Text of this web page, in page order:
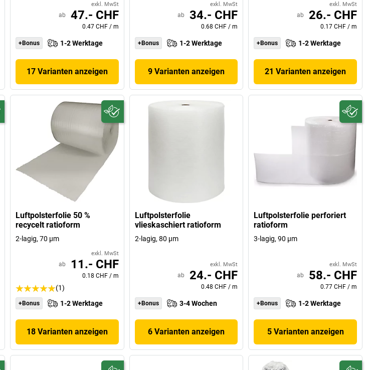
exkl. MwSt
ab 47.- CHF
0.47 CHF / m
+Bonus 1-2 Werktage
17 Varianten anzeigen
exkl. MwSt
ab 34.- CHF
0.68 CHF /m
+Bonus 1-2 Werktage
9 Varianten anzeigen
exkl. MwSt
ab 26.- CHF
0.17 CHF / m
+Bonus 1-2 Werktage
21 Varianten anzeigen
Luftpolsterfolie 50 %
recycelt ratioform
2-lagig, 70 µm
exkl. MwSt
ab 11.- CHF
0.18 CHF / m
(1)
+Bonus 1-2 Werktage
18 Varianten anzeigen
Luftpolsterfolie
vlieskaschiert ratioform
2-lagig, 80 µm
exkl. MwSt
ab 24.- CHF
0.48 CHF /m
+Bonus 3-4 Wochen
6 Varianten anzeigen
Luftpolsterfolie perforiert
ratioform
3-lagig, 90 µm
exkl. MwSt
ab 58.- CHF
0.77 CHF / m
+Bonus 1-2 Werktage
5 Varianten anzeigen